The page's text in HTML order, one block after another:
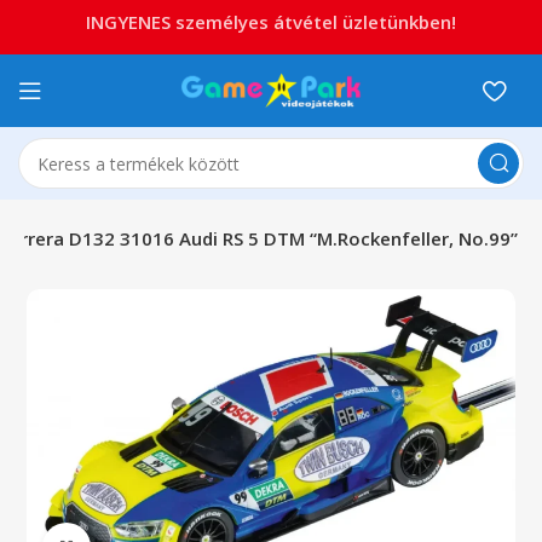
Carrera D132 31016 Audi RS 5 DTM “M.Rockenfeller, No.99”
INGYENES személyes átvétel üzletünkben!